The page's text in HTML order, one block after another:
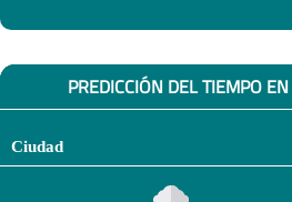
PREDICCIÓN DEL TIEMPO
Ciudad